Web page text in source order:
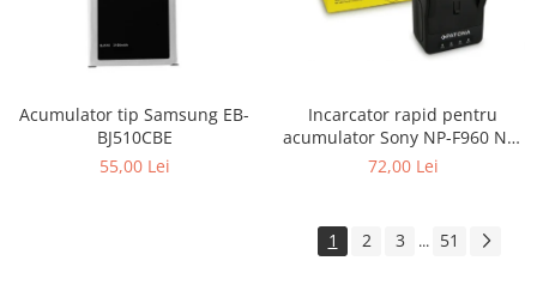
Acumulator tip Samsung EB-
BJ510CBE
55,00 Lei
Incarcator rapid pentru
acumulator Sony NP-F960 NP-
F970 NP-F750 Patona
72,00 Lei
1 2 3 ... 51